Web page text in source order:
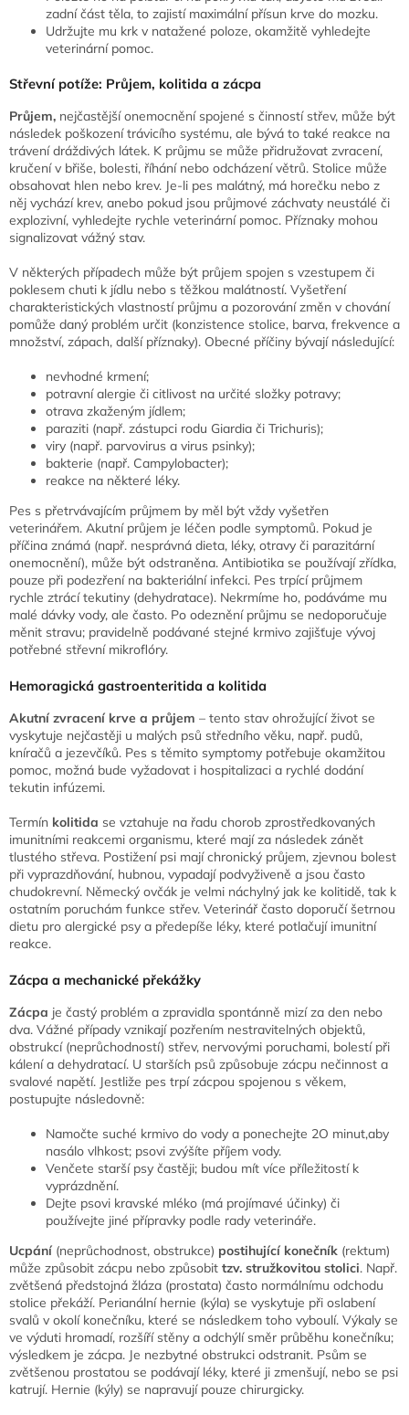
zadní část těla, to zajistí maximální přísun krve do mozku.
Udržujte mu krk v natažené poloze, okamžitě vyhledejte
veterinární pomoc.
Střevní potíže: Průjem, kolitida a zácpa
Průjem, nejčastější onemocnění spojené s činností střev, může být
následek poškození trávicího systému, ale bývá to také reakce na
trávení dráždivých látek. K průjmu se může přidružovat zvracení,
kručení v břiše, bolesti, říhání nebo odcházení větrů. Stolice může
obsahovat hlen nebo krev. Je-li pes malátný, má horečku nebo z
něj vychází krev, anebo pokud jsou průjmové záchvaty neustálé či
explozivní, vyhledejte rychle veterinární pomoc. Příznaky mohou
signalizovat vážný stav.
V některých případech může být průjem spojen s vzestupem či
poklesem chuti k jídlu nebo s těžkou malátností. Vyšetření
charakteristických vlastností průjmu a pozorování změn v chování
pomůže daný problém určit (konzistence stolice, barva, frekvence a
množství, zápach, další příznaky). Obecné příčiny bývají následující:
nevhodné krmení;
potravní alergie či citlivost na určité složky potravy;
otrava zkaženým jídlem;
paraziti (např. zástupci rodu Giardia či Trichuris);
viry (např. parvovirus a virus psinky);
bakterie (např. Campylobacter);
reakce na některé léky.
Pes s přetrvávajícím průjmem by měl být vždy vyšetřen
veterinářem. Akutní průjem je léčen podle symptomů. Pokud je
příčina známá (např. nesprávná dieta, léky, otravy či parazitární
onemocnění), může být odstraněna. Antibiotika se používají zřídka,
pouze při podezření na bakteriální infekci. Pes trpící průjmem
rychle ztrácí tekutiny (dehydratace). Nekrmíme ho, podáváme mu
malé dávky vody, ale často. Po odeznění průjmu se nedoporučuje
měnit stravu; pravidelně podávané stejné krmivo zajišťuje vývoj
potřebné střevní mikroflóry.
Hemoragická gastroenteritida a kolitida
Akutní zvracení krve a průjem – tento stav ohrožující život se
vyskytuje nejčastěji u malých psů středního věku, např. pudů,
kníračů a jezevčíků. Pes s těmito symptomy potřebuje okamžitou
pomoc, možná bude vyžadovat i hospitalizaci a rychlé dodání
tekutin infúzemi.
Termín kolitida se vztahuje na řadu chorob zprostředkovaných
imunitními reakcemi organismu, které mají za následek zánět
tlustého střeva. Postižení psi mají chronický průjem, zjevnou bolest
při vyprazdňování, hubnou, vypadají podvyživeně a jsou často
chudokrevní. Německý ovčák je velmi náchylný jak ke kolitidě, tak k
ostatním poruchám funkce střev. Veterinář často doporučí šetrnou
dietu pro alergické psy a předepíše léky, které potlačují imunitní
reakce.
Zácpa a mechanické překážky
Zácpa je častý problém a zpravidla spontánně mizí za den nebo
dva. Vážné případy vznikají pozřením nestravitelných objektů,
obstrukcí (neprůchodností) střev, nervovými poruchami, bolestí při
kálení a dehydratací. U starších psů způsobuje zácpu nečinnost a
svalové napětí. Jestliže pes trpí zácpou spojenou s věkem,
postupujte následovně:
Namočte suché krmivo do vody a ponechejte 2O minut,aby
nasálo vlhkost; psovi zvýšíte příjem vody.
Venčete starší psy častěji; budou mít více příležitostí k
vyprázdnění.
Dejte psovi kravské mléko (má projímavé účinky) či
používejte jiné přípravky podle rady veterináře.
Ucpání (neprůchodnost, obstrukce) postihující konečník (rektum)
může způsobit zácpu nebo způsobit tzv. stružkovitou stolici. Např.
zvětšená předstojná žláza (prostata) často normálnímu odchodu
stolice překáží. Perianální hernie (kýla) se vyskytuje při oslabení
svalů v okolí konečníku, které se následkem toho vyboulí. Výkaly se
ve výduti hromadí, rozšíří stěny a odchýlí směr průběhu konečníku;
výsledkem je zácpa. Je nezbytné obstrukci odstranit. Psům se
zvětšenou prostatou se podávají léky, které ji zmenšují, nebo se psi
katrují. Hernie (kýly) se napravují pouze chirurgicky.